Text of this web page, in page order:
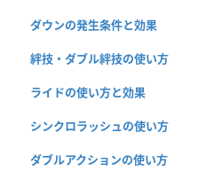
ダウンの発生条件と効果
絆技・ダブル絆技の使い方
ライドの使い方と効果
シンクロラッシュの使い方
ダブルアクションの使い方